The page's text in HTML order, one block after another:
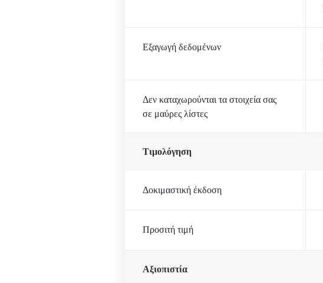
Εξαγωγή δεδομένων
Δεν καταχωρούνται τα στοιχεία σας
σε μαύρες λίστες
Τιμολόγηση
Δοκιμαστική έκδοση
Προσιτή τιμή
Αξιοπιστία